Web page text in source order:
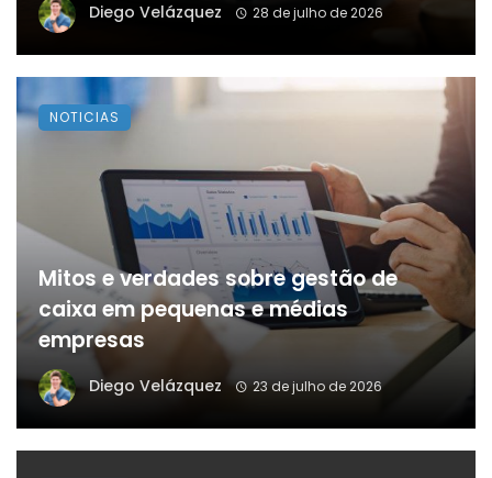
Diego Velázquez 28 de julho de 2026
Mitos e verdades sobre gestão de
caixa em pequenas e médias
empresas
Diego Velázquez 23 de julho de 2026
NOTICIAS